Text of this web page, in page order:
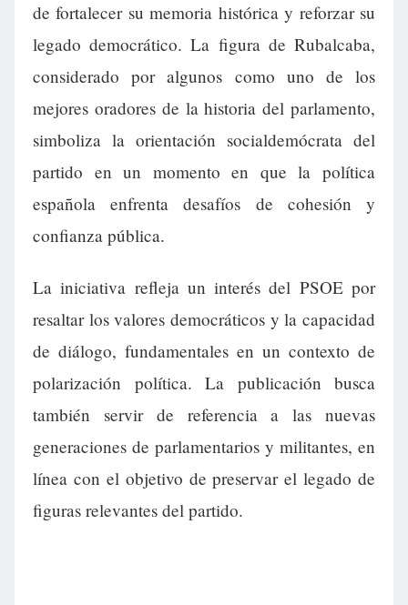
de fortalecer su memoria histórica y reforzar su
legado democrático. La figura de Rubalcaba,
considerado por algunos como uno de los
mejores oradores de la historia del parlamento,
simboliza la orientación socialdemócrata del
partido en un momento en que la política
española enfrenta desafíos de cohesión y
confianza pública.
La iniciativa refleja un interés del PSOE por
resaltar los valores democráticos y la capacidad
de diálogo, fundamentales en un contexto de
polarización política. La publicación busca
también servir de referencia a las nuevas
generaciones de parlamentarios y militantes, en
línea con el objetivo de preservar el legado de
figuras relevantes del partido.